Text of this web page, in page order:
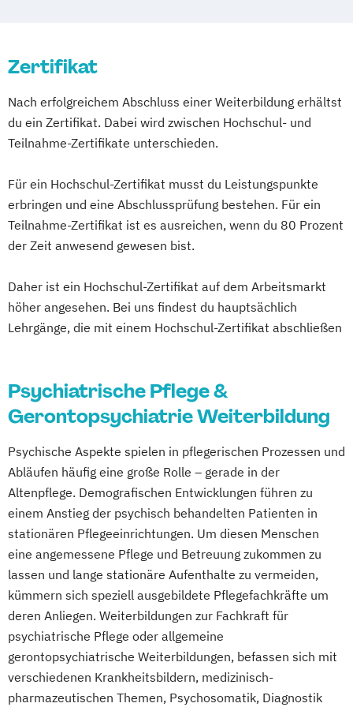
Pflegedienstleitung in Einrichtungen der
Praxisanleitung für Pflegeberufe
Qualitätsbeauftragter in Einrichtungen der
Pflege
SGB XI
Mannheim
Münster Neubrandenburg Nürnberg
Osnabrück Paderborn Potsdam
Regensburg
Rosenheim Rostock
Stralsund Stuttgart Suhl
Trier
Tübingen
Ulm Vechta
Villingen-Schwenningen Wuppertal
Würzburg
Case-Management in Gesundheits-
Diabetesassistent
Fachkraft für Intensivpflege und
Fachkraft für Krankenhaushygiene
Geriatrische Pflege
Gerontopsychiatrische Pflege
Häusliche psychiatrische
Palliative Care
Pflege- und Sozialmanager
Pflegefachkraft in der Palliativversorgung
Verfahrenspfleger
Zertifikat
Nach erfolgreichem Abschluss einer Weiterbildung erhältst
du ein Zertifikat. Dabei wird zwischen Hochschul- und
Teilnahme-Zertifikate unterschieden.
Für ein Hochschul-Zertifikat musst du Leistungspunkte
erbringen und eine Abschlussprüfung bestehen. Für ein
Teilnahme-Zertifikat ist es ausreichen, wenn du 80 Prozent
der Zeit anwesend gewesen bist.
Daher ist ein Hochschul-Zertifikat auf dem Arbeitsmarkt
höher angesehen. Bei uns findest du hauptsächlich
Lehrgänge, die mit einem Hochschul-Zertifikat abschließen
Psychiatrische Pflege &
Gerontopsychiatrie Weiterbildung
Psychische Aspekte spielen in pflegerischen Prozessen und
Abläufen häufig eine große Rolle – gerade in der
Altenpflege. Demografischen Entwicklungen führen zu
einem Anstieg der psychisch behandelten Patienten in
stationären Pflegeeinrichtungen. Um diesen Menschen
eine angemessene Pflege und Betreuung zukommen zu
lassen und lange stationäre Aufenthalte zu vermeiden,
kümmern sich speziell ausgebildete Pflegefachkräfte um
deren Anliegen. Weiterbildungen zur Fachkraft für
psychiatrische Pflege oder allgemeine
gerontopsychiatrische Weiterbildungen, befassen sich mit
verschiedenen Krankheitsbildern, medizinisch-
pharmazeutischen Themen, Psychosomatik, Diagnostik